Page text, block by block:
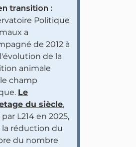
transition :
Politique
a
de 2012 à
de la
animale
champ
Le
du siècle,
L214 en 2025,
la réduction du
du nombre